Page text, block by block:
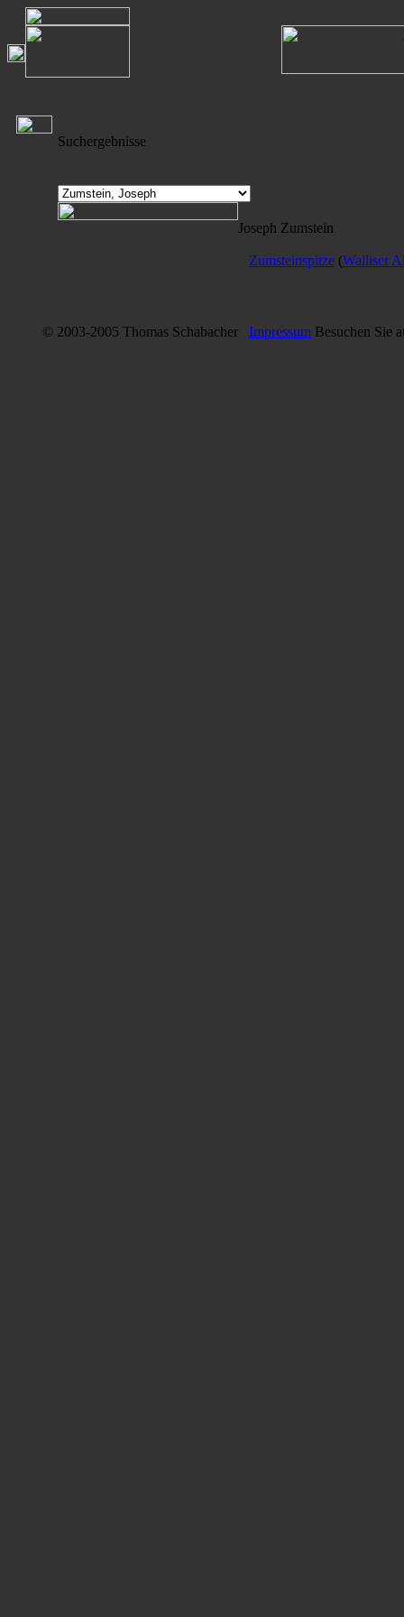
Suchergebnisse
Joseph Zumstein
Zumsteinspitze (Walliser
© 2003-2005 Thomas Schabacher Impressum Besuchen Sie